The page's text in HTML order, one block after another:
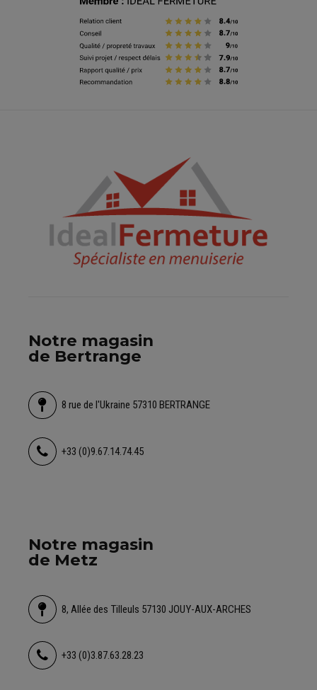
Notre magasin
de Bertrange
8 rue de l'Ukraine 57310 BERTRANGE
+33 (0)9.67.14.74.45
Notre magasin
de Metz
8, Allée des Tilleuls 57130 JOUY-AUX-ARCHES
+33 (0)3.87.63.28.23